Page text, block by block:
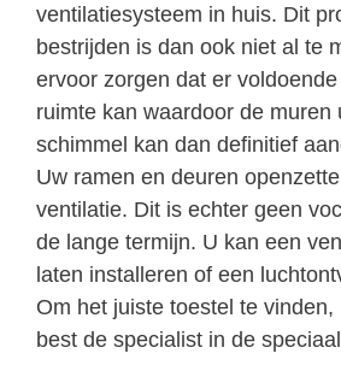
ventilatiesysteem in huis. Dit
bestrijden is dan ook niet al te
ervoor zorgen dat er
ruimte kan waardoor de muren
schimmel kan dan definitief
Uw ramen en deuren
ventilatie. Dit is echter geen
de lange termijn. U kan een
laten installeren of een
Om het juiste toestel te vinden,
best de specialist in de